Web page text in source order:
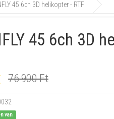
45 6ch 3D helikopter - RTF
45 6ch 3D
76 900 Ft
van